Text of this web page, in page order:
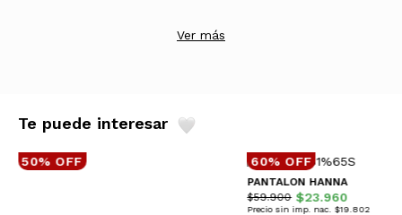
Ver más
Te puede interesar
50% OFF 60% OFF
PANTALON HANNA
$59.900 $23.960
Precio sin imp. nac. $19.802